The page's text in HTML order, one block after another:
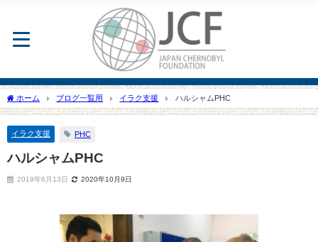
ホーム ブログ一覧用 イラク支援 ハルシャムPHC
イラク支援 PHC
ハルシャムPHC
2019年6月13日 2020年10月9日